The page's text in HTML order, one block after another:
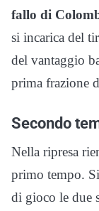
fallo di
si incarica del
del vantaggio
prima frazione
Secondo
Nella ripresa
primo tempo.
di gioco le due